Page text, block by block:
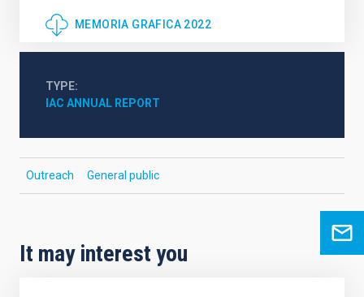
MEMORIA GRAFICA 2022
TYPE
IAC ANNUAL REPORT
Outreach General public
It may interest you